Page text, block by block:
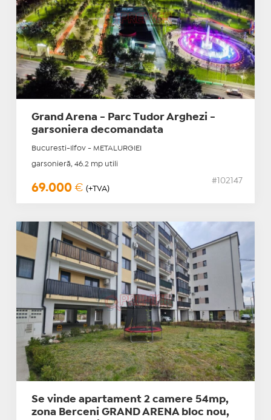
Grand Arena - Parc Tudor Arghezi -
garsoniera decomandata
Bucuresti-Ilfov - METALURGIEI
garsonieră, 46.2 mp utili
69.000 € (+TVA)
#102147
Se vinde apartament 2 camere 54mp,
zona Berceni GRAND ARENA bloc nou,